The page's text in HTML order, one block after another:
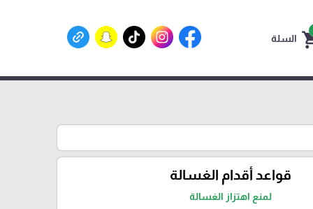
السلة
قواعد أقدام الغسالة
لمنع اهتزاز الغسالة